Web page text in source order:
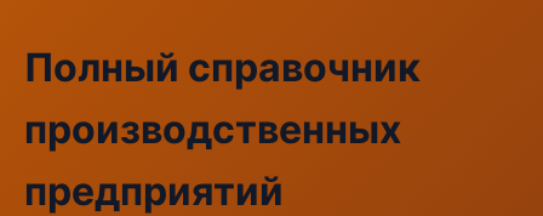
Полный справочник
производственных
предприятий